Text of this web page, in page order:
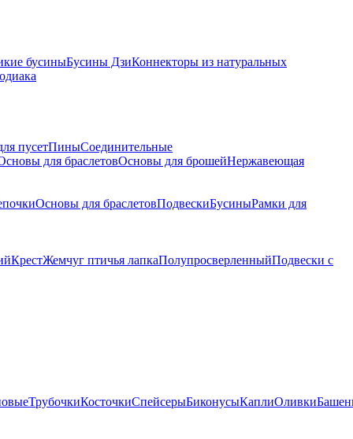
бусиныБусины ДзиКоннекторы из натуральных
пусетПиныСоединительные
для браслетовОсновы для брошейНержавеющая
Основы для браслетовПодвескиБусиныРамки для
КрестЖемчуг птичья лапкаПолупросверленныйПодвески с
ТрубочкиКосточкиСпейсерыБиконусыКаплиОливки